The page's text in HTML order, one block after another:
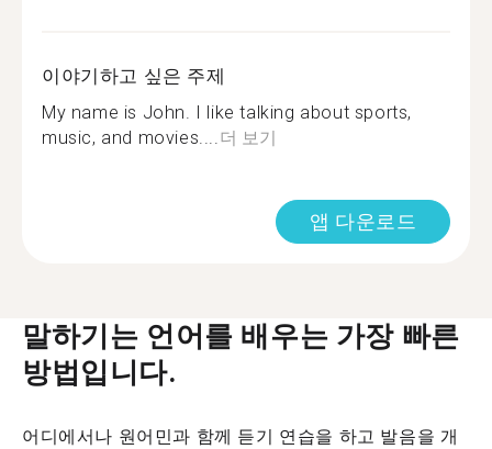
이야기하고 싶은 주제
My name is John. I like talking about sports,
music, and movies.... 더 보기
앱 다운로드
말하기는 언어를 배우는 가장 빠른
방법입니다.
어디에서나 원어민과 함께 듣기 연습을 하고 발음을 개